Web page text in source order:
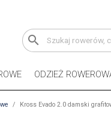
search
ODZIEŻ
Kross Evado 2.0 damski